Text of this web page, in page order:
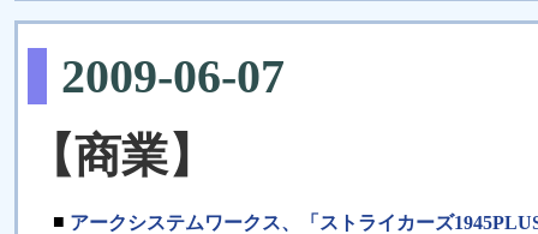
2009-06-07
【商業】
■ アークシステムワークス、「ストライカーズ